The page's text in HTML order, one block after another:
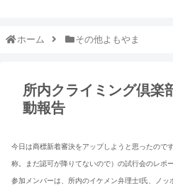
ホーム その他よもやま
所内クライミング倶楽
動報告
今日は商標新着審決をアップしようと思ったので
称。まだ認可が降りてないので）の試行会のレポー
参加メンバーは、所内のイケメン弁理士I氏、ノッ